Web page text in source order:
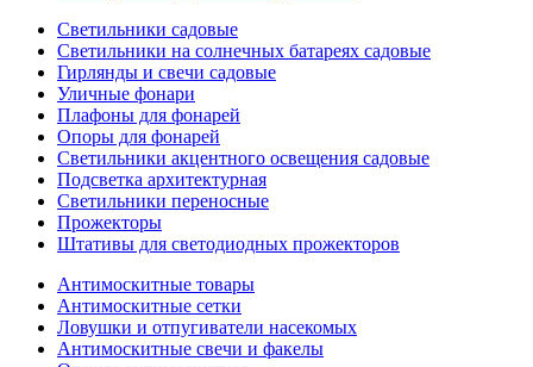
Светильники садовые
Светильники на солнечных батареях садовые
Гирлянды и свечи садовые
Уличные фонари
Плафоны для фонарей
Опоры для фонарей
Светильники акцентного освещения садовые
Подсветка архитектурная
Светильники переносные
Прожекторы
Штативы для светодиодных прожекторов
Антимоскитные товары
Антимоскитные сетки
Ловушки и отпугиватели насекомых
Антимоскитные свечи и факелы